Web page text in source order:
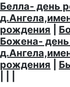
Белла- день
рождения
Божена-
рождения